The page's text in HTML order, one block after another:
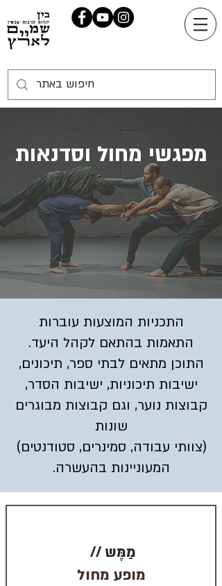
מפגשי מחול וסדנאות
התכניות המוצעות עוברות
התאמות בהתאם לקהל היעד.
התוכן מתאים לבתי ספר, תיכונים,
ישיבות תיכוניות, ישיבות הסדר,
קבוצות נוער, וגם קבוצות מבוגרים
שונות
(צוותי עבודה, סמינרים, סטודנטים)
המעוניינות בהעשרה.
// מַמֶּש
מופע מחול